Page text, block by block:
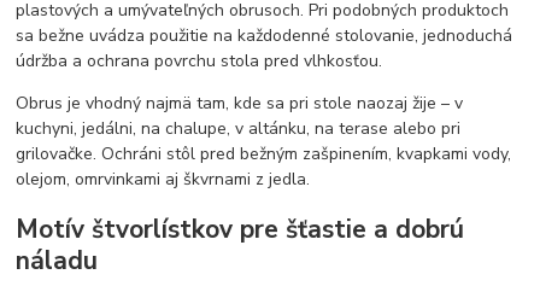
plastových a umývateľných obrusoch. Pri podobných produktoch
sa bežne uvádza použitie na každodenné stolovanie, jednoduchá
údržba a ochrana povrchu stola pred vlhkosťou.
Obrus je vhodný najmä tam, kde sa pri stole naozaj žije – v
kuchyni, jedálni, na chalupe, v altánku, na terase alebo pri
grilovačke. Ochráni stôl pred bežným zašpinením, kvapkami vody,
olejom, omrvinkami aj škvrnami z jedla.
Motív štvorlístkov pre šťastie a dobrú
náladu